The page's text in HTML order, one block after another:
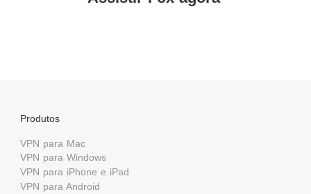
Produtos
VPN para Mac
VPN para Windows
VPN para iPhone e iPad
VPN para Android